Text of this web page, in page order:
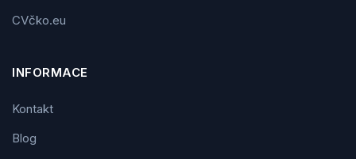
CVčko.eu
INFORMACE
Kontakt
Blog